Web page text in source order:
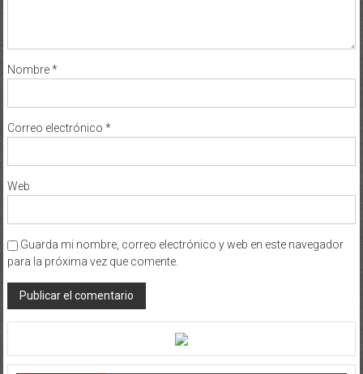
Nombre*
Correo electrónico *
Web
Guarda mi nombre, correo electrónico y web en este navegador
para la próxima vez que comente.